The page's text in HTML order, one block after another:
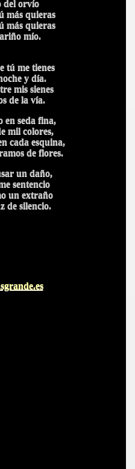
del orvío
más quieras
más quieras
mío.
tú me tienes
y día.
mis sienes
de la vía.
en seda fina,
mil colores,
cada esquina,
de flores.
un daño,
sentencio
un extraño
de silencio.